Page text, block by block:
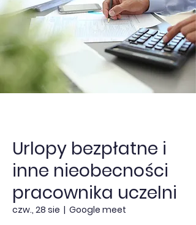
Urlopy bezpłatne i
inne nieobecności
pracownika uczelni
czw., 28 sie
  |
Google meet